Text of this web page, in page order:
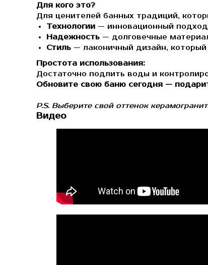
Для кого это?
Для ценителей банных традиций,
Технологии — инновационный
Надежность — долговечные
Стиль — лаконичный дизайн,
Простота использования:
Достаточно подлить воды и
Обновите свою баню сегодня —
P.S. Выберите свой оттенок
Видео